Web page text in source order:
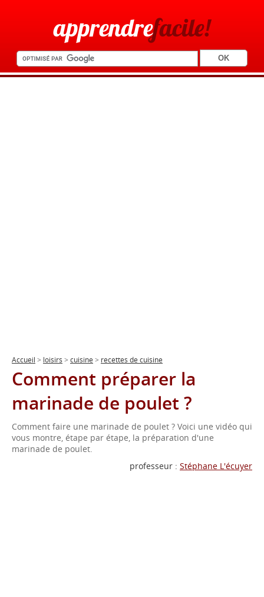
apprendrefacile!
Accueil > loisirs > cuisine > recettes de cuisine
Comment préparer la
marinade de poulet ?
Comment faire une marinade de poulet ? Voici une vidéo qui
vous montre, étape par étape, la préparation d'une
marinade de poulet.
professeur : Stéphane L'écuyer